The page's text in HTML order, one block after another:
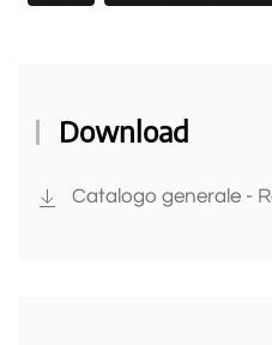
Download
Catalogo generale -